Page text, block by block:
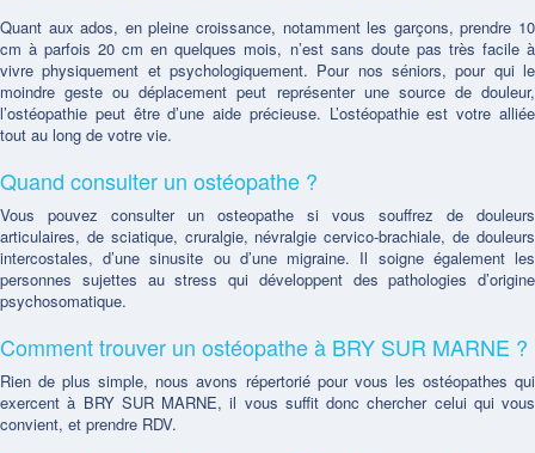
Quant aux ados, en pleine croissance, notamment les garçons, prendre 10
cm à parfois 20 cm en quelques mois, n’est sans doute pas très facile à
vivre physiquement et psychologiquement. Pour nos séniors, pour qui le
moindre geste ou déplacement peut représenter une source de douleur,
l’ostéopathie peut être d’une aide précieuse. L’ostéopathie est votre alliée
tout au long de votre vie.
Quand consulter un ostéopathe ?
Vous pouvez consulter un osteopathe si vous souffrez de douleurs
articulaires, de sciatique, cruralgie, névralgie cervico-brachiale, de douleurs
intercostales, d’une sinusite ou d’une migraine. Il soigne également les
personnes sujettes au stress qui développent des pathologies d’origine
psychosomatique.
Comment trouver un ostéopathe à BRY SUR MARNE ?
Rien de plus simple, nous avons répertorié pour vous les ostéopathes qui
exercent à BRY SUR MARNE, il vous suffit donc chercher celui qui vous
convient, et prendre RDV.